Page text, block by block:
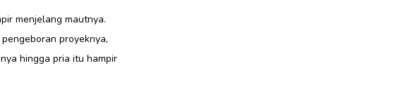
menjelang mautnya.
proyeknya,
hingga pria itu hampir